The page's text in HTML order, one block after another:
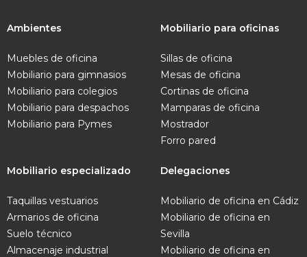
Ambientes
Muebles de oficina
Mobiliario para gimnasios
Mobiliario para colegios
Mobiliario para despachos
Mobiliario para Pymes
Mobiliario para oficinas
Sillas de oficina
Mesas de oficina
Cortinas de oficina
Mamparas de oficina
Mostrador
Forro pared
Mobiliario especializado
Taquillas vestuarios
Armarios de oficina
Suelo técnico
Almacenaje industrial
Delegaciones
Mobiliario de oficina en Cádiz
Mobiliario de oficina en
Sevilla
Mobiliario de oficina en